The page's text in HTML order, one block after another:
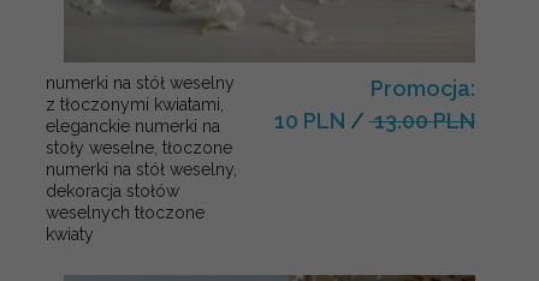
numerki na stół weselny
z tłoczonymi kwiatami,
eleganckie numerki na
stoły weselne, tłoczone
numerki na stół weselny,
dekoracja stołów
weselnych tłoczone
kwiaty
Promocja:
10 PLN / 13.00 PLN